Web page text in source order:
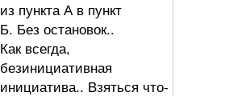
из пункта А в пункт
Б. Без остановок..
Как всегда,
безинициативная
инициатива.. Взяться что-